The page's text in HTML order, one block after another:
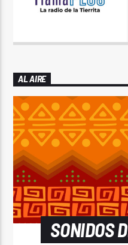
AL AIRE
SONIDOS